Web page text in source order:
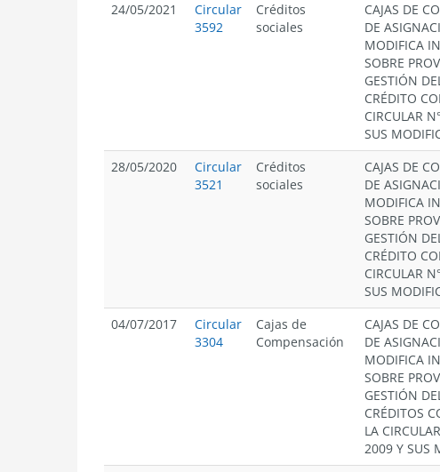
24/05/2021
Circular
3592
Créditos
sociales
CAJAS DE
DE
MODIFICA
SOBRE
GESTIÓN
CRÉDITO
CIRCULAR
SUS
28/05/2020
Circular
3521
Créditos
sociales
CAJAS DE
DE
MODIFICA
SOBRE
GESTIÓN
CRÉDITO
CIRCULAR
SUS
04/07/2017
Circular
3304
Cajas de
Compensación
CAJAS DE
DE
MODIFICA
SOBRE
GESTIÓN
CRÉDITOS
LA
2009 Y SUS